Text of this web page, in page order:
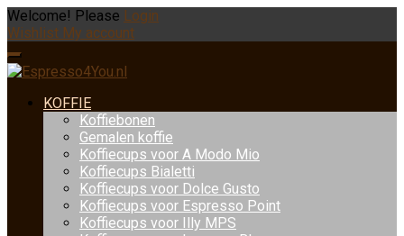
Welcome! Please Login
Wishlist My account
KOFFIE
Koffiebonen
Gemalen koffie
Koffiecups voor A Modo Mio
Koffiecups Bialetti
Koffiecups voor Dolce Gusto
Koffiecups voor Espresso Point
Koffiecups voor Illy MPS